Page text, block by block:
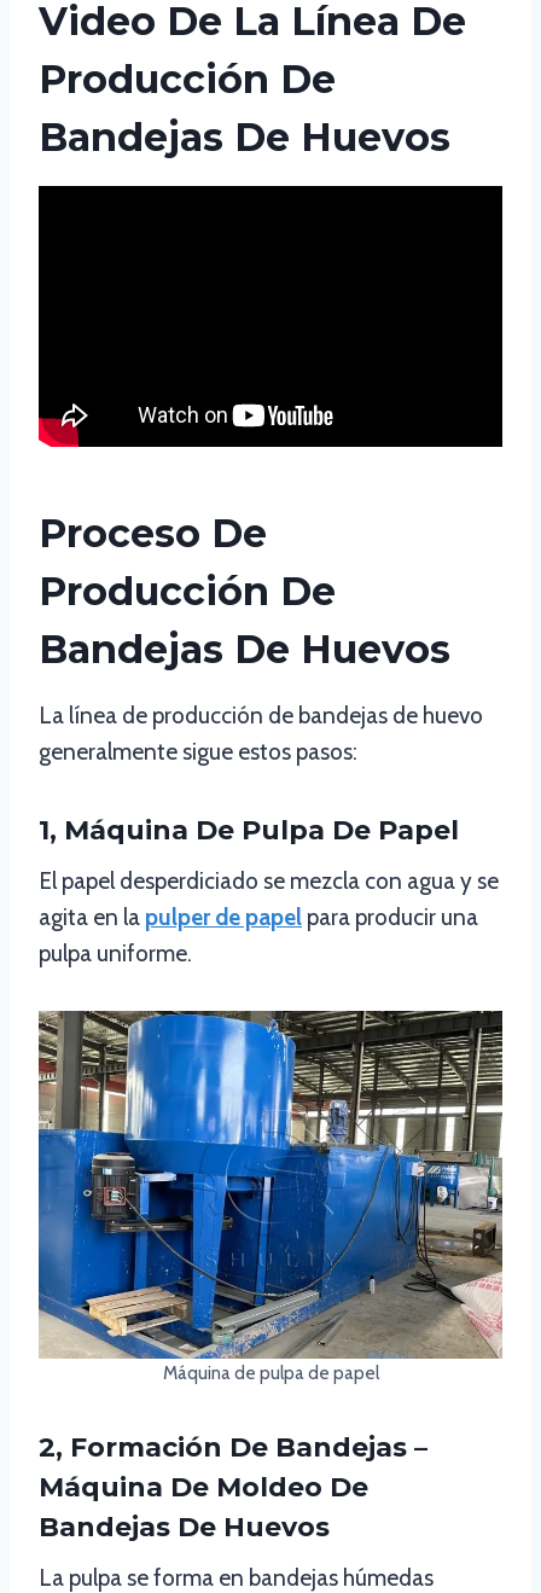
Video De La Línea De
Producción De
Bandejas De Huevos
Proceso De
Producción De
Bandejas De Huevos
La línea de producción de bandejas de huevo
generalmente sigue estos pasos:
1, Máquina De Pulpa De Papel
El papel desperdiciado se mezcla con agua y se
agita en la pulper de papel para producir una
pulpa uniforme.
Máquina de pulpa de papel
2, Formación De Bandejas –
Máquina De Moldeo De
Bandejas De Huevos
La pulpa se forma en bandejas húmedas